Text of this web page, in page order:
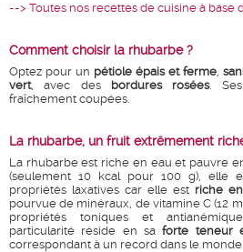
--> Toutes nos recettes de cuisine à base
Comment choisir la rhubarbe ?
Optez pour un pétiole épais et ferme,
vert, avec des bordures rosées.
fraîchement coupées.
La rhubarbe, un fruit extrêmement
La rhubarbe est riche en eau et pauvre
(seulement 10 kcal pour 100 g), elle
propriétés laxatives car elle estriche en
pourvue de minéraux, de vitamine C (12
propriétés toniques et
particularité réside en saforte teneur
correspondant à un record dans le monde